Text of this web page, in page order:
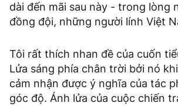
dài đến mãi sau này - trong lòng
đồng đội, những người lính Việt
Tôi rất thích nhan đề của cuốn
Lửa sáng phía chân trời bởi nó
cảm nhận được ý nghĩa của tác
góc độ. Ánh lửa của cuộc chiến